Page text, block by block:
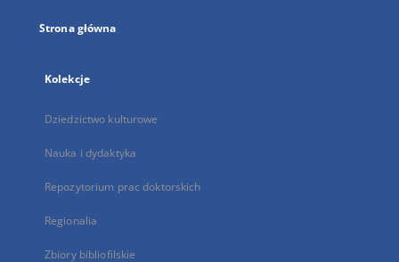
Strona główna
Kolekcje
Dziedzictwo kulturowe
Nauka i dydaktyka
Repozytorium prac doktorskich
Regionalia
Zbiory bibliofilskie